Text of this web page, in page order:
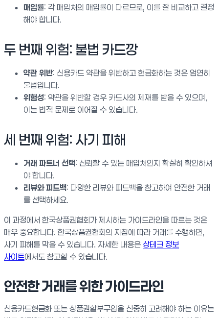
매입률: 각 매입처의 매입률이 다르므로, 이를 잘 비교하고 결정
해야 합니다.
두 번째 위험: 불법 카드깡
약관 위반: 신용카드 약관을 위반하고 현금화하는 것은 엄연히
불법입니다.
위험성: 약관을 위반할 경우 카드사의 제재를 받을 수 있으며,
이는 법적 문제로 이어질 수 있습니다.
세 번째 위험: 사기 피해
거래 파트너 선택: 신뢰할 수 있는 매입처인지 확실히 확인하셔
야 합니다.
리뷰와 피드백: 다양한 리뷰와 피드백을 참고하여 안전한 거래
를 선택하세요.
이 과정에서 한국상품권협회가 제시하는 가이드라인을 따르는 것은
매우 중요합니다. 한국상품권협회의 지침에 따라 거래를 수행하면,
사기 피해를 막을 수 있습니다. 자세한 내용은 상테크 정보
사이트에서도 참고할 수 있습니다.
안전한 거래를 위한 가이드라인
신용카드현금화 또는 상품권할부구입을 신중히 고려해야 하는 이유는